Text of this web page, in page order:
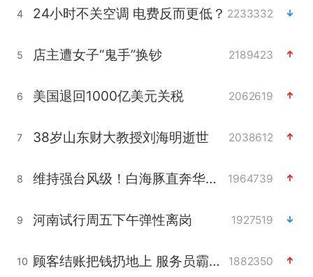
4 24小时不关空调 电费反而更低？ 2233332
5 店主遭女子“鬼手”换钞 2189423
6 美国退回1000亿美元关税 2062619
7 38岁山东财大教授刘海明逝世 2038612
8 维持强台风级！白海豚直奔华东沿海 1964739
9 河南试行周五下午弹性离岗 1927519
10 顾客结账把钱扔地上 服务员霸气扔回 1882350